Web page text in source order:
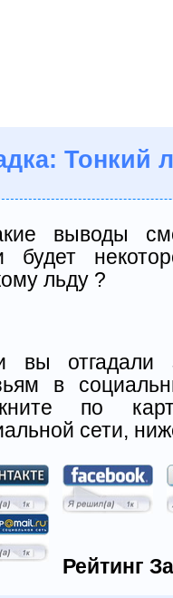
Тонкий
выводы
будет
льду ?
вы отгадали
в
по
сети,
Рейтинг